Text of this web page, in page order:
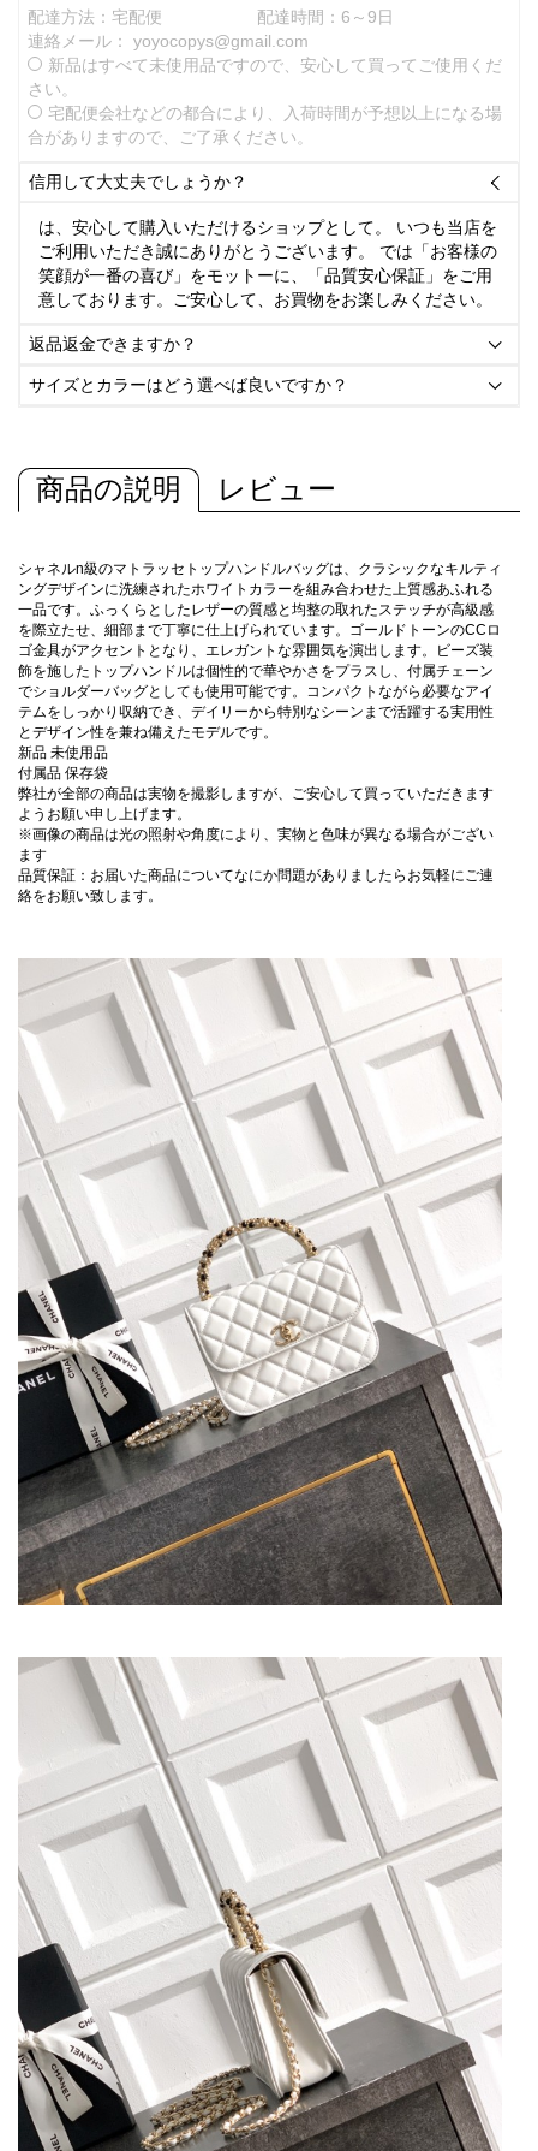
配達方法：宅配便
配達時間：6～9日
連絡メール： yoyocopys@gmail.com
新品はすべて未使用品ですので、安心して買ってご使用くだ
さい。
宅配便会社などの都合により、入荷時間が予想以上になる場
合がありますので、ご了承ください。
信用して大丈夫でしょうか？ 
は、安心して購入いただけるショップとして。 いつも当店を
ご利用いただき誠にありがとうございます。 では「お客様の
笑顔が一番の喜び」をモットーに、「品質安心保証」をご用
意しております。ご安心して、お買物をお楽しみください。
返品返金できますか？ 
サイズとカラーはどう選べば良いですか？ 
商品の説明 レビュー
シャネルn級のマトラッセトップハンドルバッグは、クラシックなキルティ
ングデザインに洗練されたホワイトカラーを組み合わせた上質感あふれる
一品です。ふっくらとしたレザーの質感と均整の取れたステッチが高級感
を際立たせ、細部まで丁寧に仕上げられています。ゴールドトーンのCCロ
ゴ金具がアクセントとなり、エレガントな雰囲気を演出します。ビーズ装
飾を施したトップハンドルは個性的で華やかさをプラスし、付属チェーン
でショルダーバッグとしても使用可能です。コンパクトながら必要なアイ
テムをしっかり収納でき、デイリーから特別なシーンまで活躍する実用性
とデザイン性を兼ね備えたモデルです。
新品 未使用品
付属品 保存袋
弊社が全部の商品は実物を撮影しますが、ご安心して買っていただきます
ようお願い申し上げます。
※画像の商品は光の照射や角度により、実物と色味が異なる場合がござい
ます
品質保証：お届いた商品についてなにか問題がありましたらお気軽にご連
絡をお願い致します。